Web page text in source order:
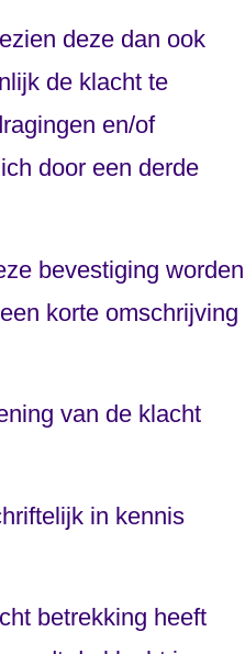
deze dan ook
de klacht te
en/of
door een derde
bevestiging worden
korte omschrijving
van de klacht
in kennis
betrekking heeft